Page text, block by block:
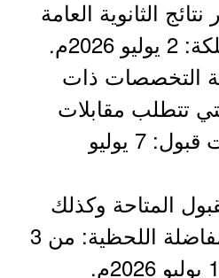
الثانوية العامة
التخصصات ذات
تتطلب مقابلات
شخصية أو اختبارات قبول: 7 يوليو
المتاحة وكذلك
المحتملة وفترة المفاضلة اللحظية: من 3